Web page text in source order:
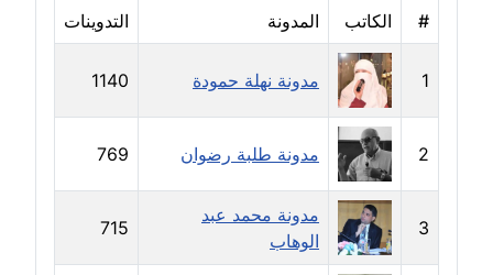
مدونة جهاد غازي
عاملة
مدونة جواد الحربي
عاملة
مدونة جيهان عفيفي
عاملة
مدونة جيهان عوض
# الكاتب المدونة التدوينات
1 مدونة نهلة حمودة 1140
2 مدونة طلبة رضوان 769
3
مدونة محمد عبد
الوهاب
715